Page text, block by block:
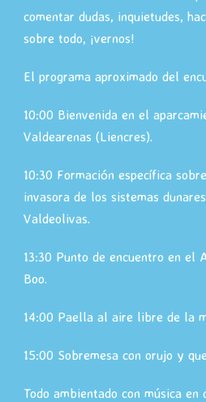
comentar dudas, inquietudes,
sobre todo, ¡vernos!
El programa aproximado del
10:00 Bienvenida en el
Valdearenas (Liencres).
10:30 Formación específica
invasora de los sistemas
Valdeolivas.
13:30 Punto de encuentro en el
Boo.
14:00 Paella al aire libre de la
15:00 Sobremesa con orujo y
Todo ambientado con música